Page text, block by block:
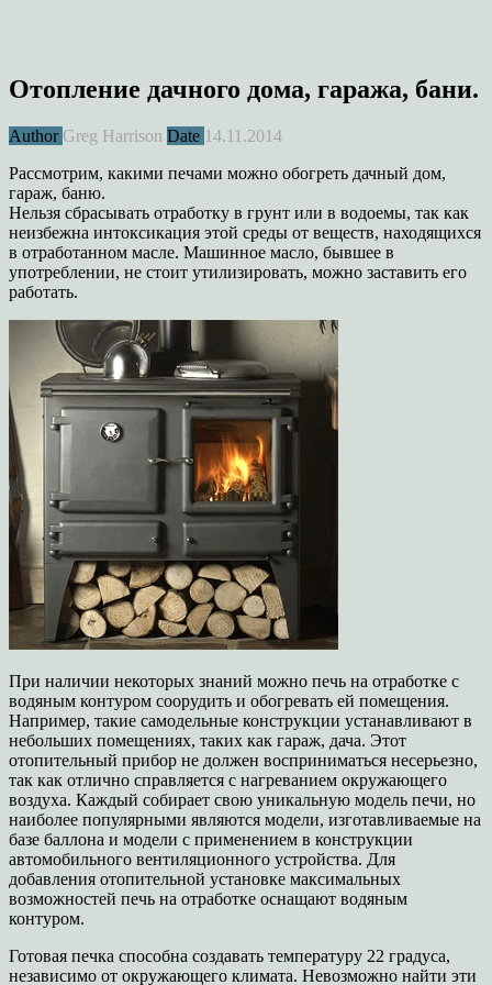
Отопление дачного дома, гаража, бани.
Author Greg Harrison Date 14.11.2014
Рассмотрим, какими печами можно обогреть дачный дом,
гараж, баню.
Нельзя сбрасывать отработку в грунт или в водоемы, так как
неизбежна интоксикация этой среды от веществ, находящихся
в отработанном масле. Машинное масло, бывшее в
употреблении, не стоит утилизировать, можно заставить его
работать.
При наличии некоторых знаний можно печь на отработке с
водяным контуром соорудить и обогревать ей помещения.
Например, такие самодельные конструкции устанавливают в
небольших помещениях, таких как гараж, дача. Этот
отопительный прибор не должен восприниматься несерьезно,
так как отлично справляется с нагреванием окружающего
воздуха. Каждый собирает свою уникальную модель печи, но
наиболее популярными являются модели, изготавливаемые на
базе баллона и модели с применением в конструкции
автомобильного вентиляционного устройства. Для
добавления отопительной установке максимальных
возможностей печь на отработке оснащают водяным
контуром.
Готовая печка способна создавать температуру 22 градуса,
независимо от окружающего климата. Невозможно найти эти